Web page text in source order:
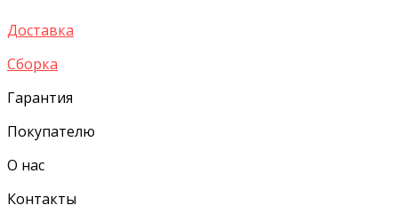
Доставка
Сборка
Гарантия
Покупателю
О нас
Контакты